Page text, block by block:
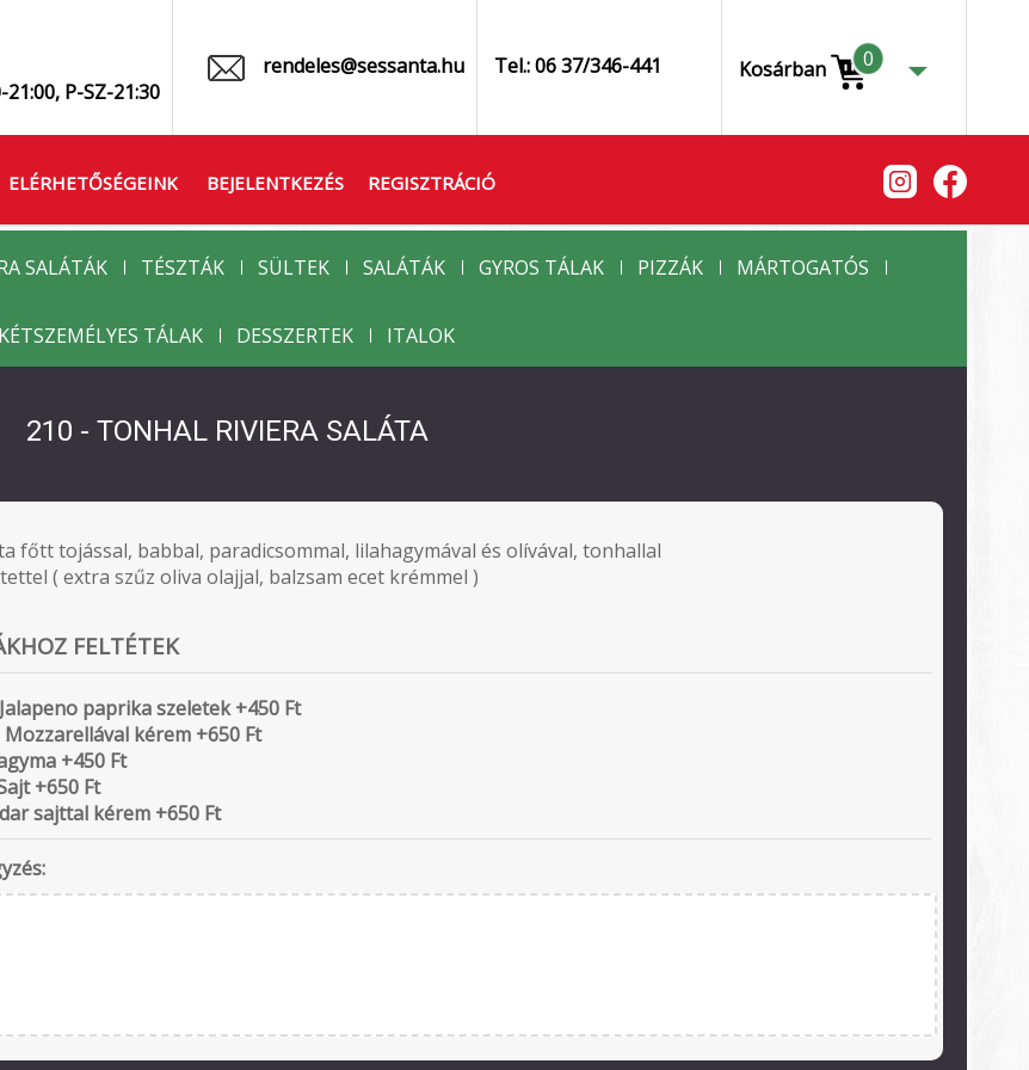
21:00, P-SZ-21:30
rendeles@sessanta.hu Tel.: 06 37/346-441 Kosárban 0
ELÉRHETŐSÉGEINK BEJELENTKEZÉS REGISZTRÁCIÓ
SALÁTÁK TÉSZTÁK SÜLTEK SALÁTÁK GYROS TÁLAK PIZZÁK MÁRTOGATÓS
KÉTSZEMÉLYES TÁLAK DESSZERTEK ITALOK
210 - TONHAL RIVIERA SALÁTA
főtt tojással, babbal, paradicsommal, lilahagymával és olívával, tonhallal
( extra szűz oliva olajjal, balzsam ecet krémmel )
FELTÉTEK
paprika szeletek +450 Ft
Mozzarellával kérem +650 Ft
+450 Ft
+650 Ft
sajttal kérem +650 Ft